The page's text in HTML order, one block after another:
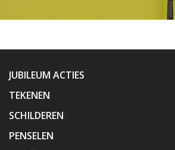
JUBILEUM ACTIES
TEKENEN
SCHILDEREN
PENSELEN